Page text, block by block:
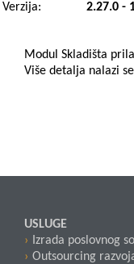
Verzija:
2.27.0 -
Modul Skladišta
Više detalja nalazi
USLUGE
Izrada poslovnog
Outsourcing